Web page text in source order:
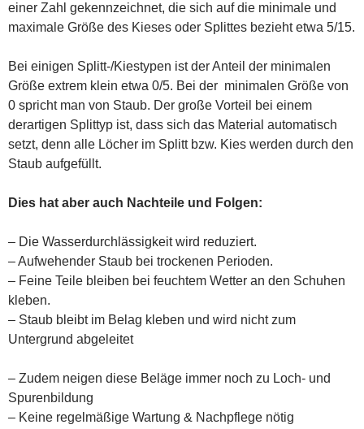
einer Zahl gekennzeichnet, die sich auf die minimale und
maximale Größe des Kieses oder Splittes bezieht etwa 5/15.
Bei einigen Splitt-/Kiestypen ist der Anteil der minimalen
Größe extrem klein etwa 0/5. Bei der minimalen Größe von
0 spricht man von Staub. Der große Vorteil bei einem
derartigen Splittyp ist, dass sich das Material automatisch
setzt, denn alle Löcher im Splitt bzw. Kies werden durch den
Staub aufgefüllt.
Dies hat aber auch Nachteile und Folgen:
– Die Wasserdurchlässigkeit wird reduziert.
– Aufwehender Staub bei trockenen Perioden.
– Feine Teile bleiben bei feuchtem Wetter an den Schuhen
kleben.
– Staub bleibt im Belag kleben und wird nicht zum
Untergrund abgeleitet
– Zudem neigen diese Beläge immer noch zu Loch- und
Spurenbildung
– Keine regelmäßige Wartung & Nachpflege nötig